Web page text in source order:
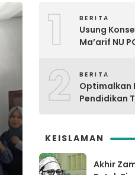
1 BERITA
Usung
Ma’arif NU
2 BERITA
Optimalkan
Pendidikan
KEISLAMAN
Akhir